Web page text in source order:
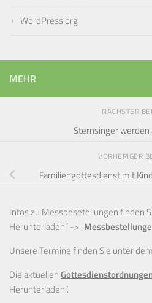
WordPress.org
MEHR
NÄCHSTER
Sternsinger
VORHERIGER
Familiengottesdienst mit
Infos zu Messbesetellungen finden
Herunterladen“ ->„
Unsere Termine finden Sie unter
Die aktuellen
Herunterladen“.